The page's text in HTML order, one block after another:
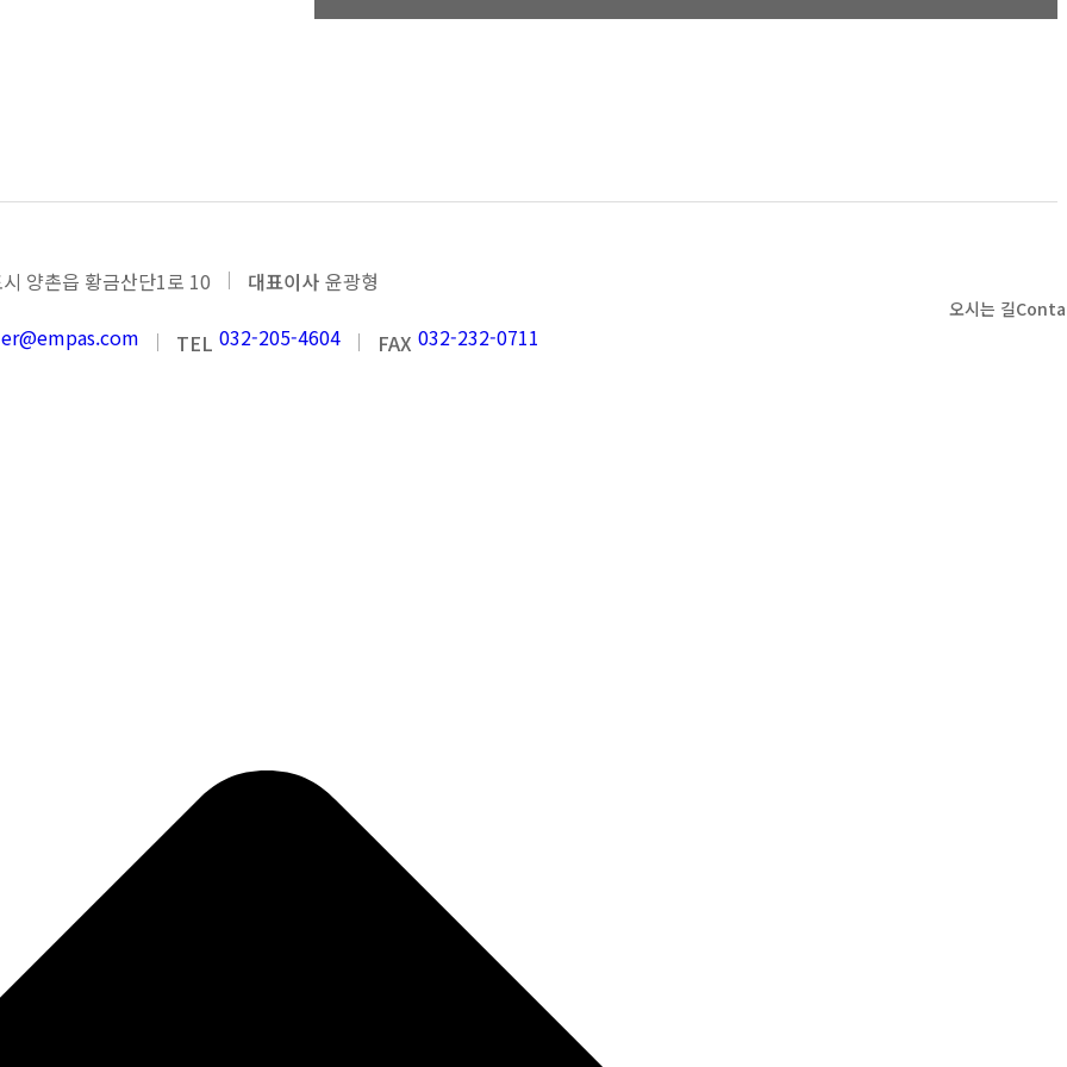
양촌읍 황금산단1로 10 대표이사 윤광형
TEL 032-205-4604 FAX 032-232-0711
오시는 길